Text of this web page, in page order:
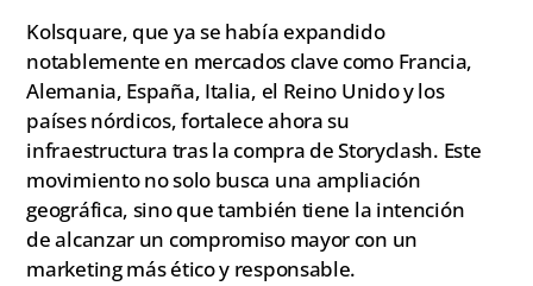
Kolsquare, que ya se había expandido
notablemente en mercados clave como Francia,
Alemania, España, Italia, el Reino Unido y los
países nórdicos, fortalece ahora su
infraestructura tras la compra de Storyclash. Este
movimiento no solo busca una ampliación
geográfica, sino que también tiene la intención
de alcanzar un compromiso mayor con un
marketing más ético y responsable.